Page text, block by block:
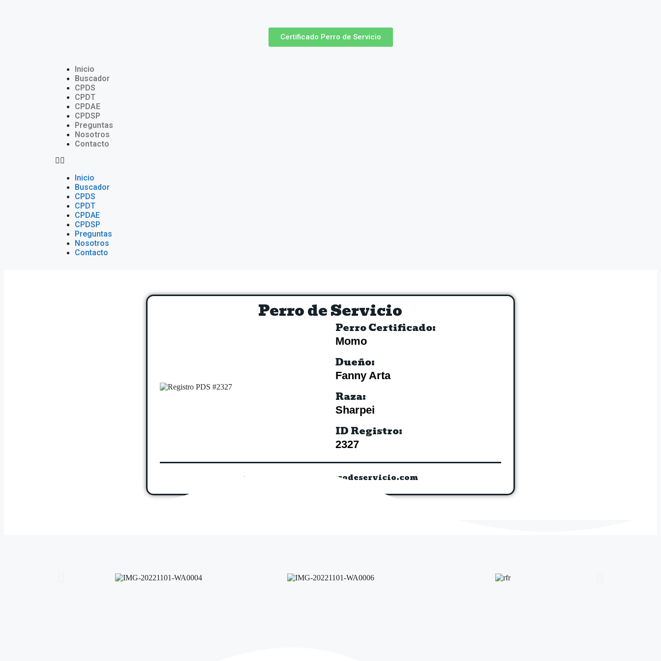
Certificado Perro de Servicio
Inicio
Buscador
CPDS
CPDT
CPDAE
CPDSP
Preguntas
Nosotros
Contacto
Inicio
Buscador
CPDS
CPDT
CPDAE
CPDSP
Preguntas
Nosotros
Contacto
Perro de Servicio
Perro Certificado:
Momo
Dueño:
Fanny Arta
Raza:
Sharpei
ID Registro:
2327
www.certificadoperrodeservicio.com